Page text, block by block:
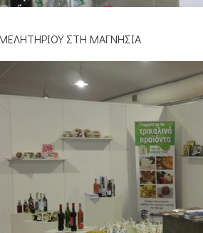
ΣΤΗ ΜΑΓΝΗΣΙΑ